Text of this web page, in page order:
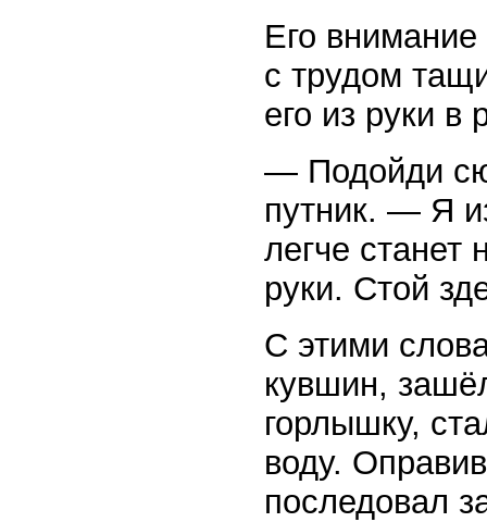
Его
с трудом
его из руки в
— Подойди
путник. — Я
легче станет
руки. Стой
С этими
кувшин,
горлышку,
воду.
последовал